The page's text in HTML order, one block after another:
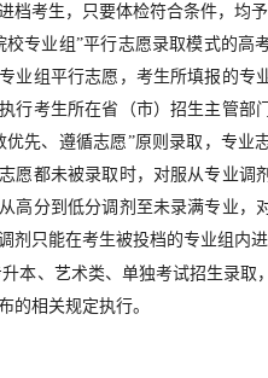
档考生，只要体检符合条件，均
校专业组”平行志愿录取模式的高
业组平行志愿，考生所填报的专
行考生所在省（市）招生主管部
优先、遵循志愿”原则录取，专业
愿都未被录取时，对服从专业调
高分到低分调剂至未录满专业，
剂只能在考生被投档的专业组内
本、艺术类、单独考试招生录取
的相关规定执行。